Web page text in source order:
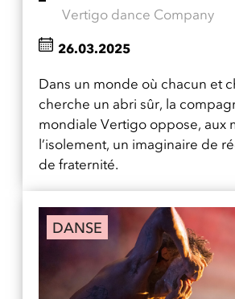
Vertigo dance Company
Dans un monde où chacun et
cherche un abri sûr, la
mondiale Vertigo oppose, aux
l’isolement, un imaginaire de
de fraternité.
26.03.2025
DANSE